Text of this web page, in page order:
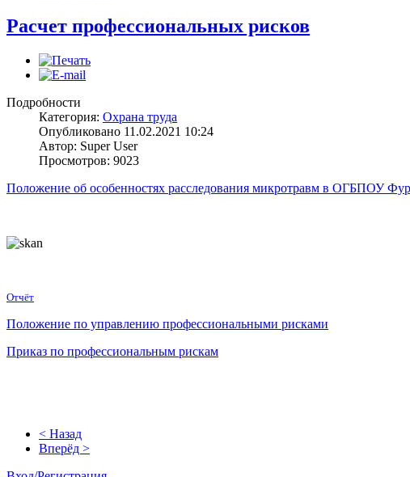
Расчет профессиональных рисков
Подробности
Категория: Охрана труда
Опубликовано 11.02.2021 10:24
Автор: Super User
Просмотров: 9023
Положение об особенностях расследования микротравм в ОГБПОУ
Отчёт
Положение по управлению профессиональными рисками
Приказ по профессиональным рискам
< Назад
Вперёд >